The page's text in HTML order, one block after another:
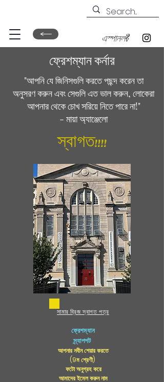
এস্পানল?
ফ্রেশম্যান কর্নার
"আপনি যে জিনিসগুলি করতে পছন্দ করেন তা
অনুসরণ করুন এবং সেগুলি এত ভাল করুন, লোকেরা
আপনার থেকে চোখ সরিয়ে নিতে পারে না!"
- মায়া অ্যাঞ্জেলো
স্বাগত!!!!
সামার ব্রিজ স্বাগত পত্র
ফ্রেশম্যান
স্ন্যাপশট
আপনার নবীন শেয়ার করতে
(9ম শ্রেণী)
ফটো অনুগ্রহ করে
আমাদের ইমেল করুন নাম